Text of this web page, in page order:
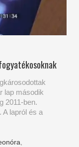
lap második
2011-ben.
A lapról és a
,